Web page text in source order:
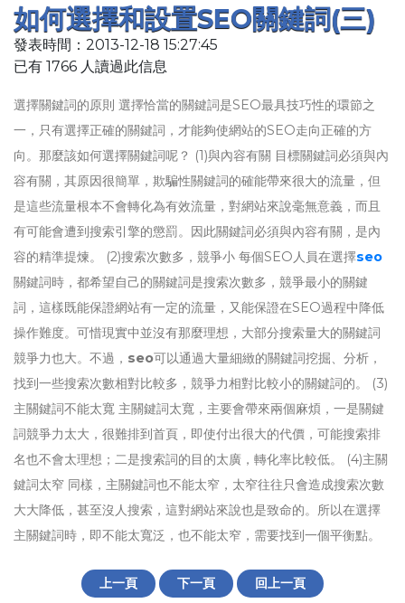
如何選擇和設置SEO關鍵詞(三)
發表時間：2013-12-18 15:27:45
已有 1766 人讀過此信息
選擇關鍵詞的原則 選擇恰當的關鍵詞是SEO最具技巧性的環節之
一，只有選擇正確的關鍵詞，才能夠使網站的SEO走向正確的方
向。那麼該如何選擇關鍵詞呢？ (1)與內容有關 目標關鍵詞必須與內
容有關，其原因很簡單，欺騙性關鍵詞的確能帶來很大的流量，但
是這些流量根本不會轉化為有效流量，對網站來說毫無意義，而且
有可能會遭到搜索引擎的懲罰。因此關鍵詞必須與內容有關，是內
容的精準提煉。 (2)搜索次數多，競爭小 每個SEO人員在選擇seo
關鍵詞時，都希望自己的關鍵詞是搜索次數多，競爭最小的關鍵
詞，這樣既能保證網站有一定的流量，又能保證在SEO過程中降低
操作難度。可惜現實中並沒有那麼理想，大部分搜索量大的關鍵詞
競爭力也大。不過， seo可以通過大量細緻的關鍵詞挖掘、分析，
找到一些搜索次數相對比較多，競爭力相對比較小的關鍵詞的。 (3)
主關鍵詞不能太寬 主關鍵詞太寬，主要會帶來兩個麻煩，一是關鍵
詞競爭力太大，很難排到首頁，即使付出很大的代價，可能搜索排
名也不會太理想；二是搜索詞的目的太廣，轉化率比較低。 (4)主關
鍵詞太窄 同樣，主關鍵詞也不能太窄，太窄往往只會造成搜索次數
大大降低，甚至沒人搜索，這對網站來說也是致命的。所以在選擇
主關鍵詞時，即不能太寬泛，也不能太窄，需要找到一個平衡點。
上一頁 下一頁 回上一頁